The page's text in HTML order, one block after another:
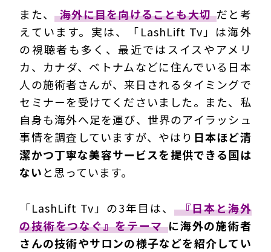
また、 海外に目を向けることも大切 だと考
えています。実は、「LashLift Tv」は海外
の視聴者も多く、最近ではスイスやアメリ
カ、カナダ、ベトナムなどに住んでいる日本
人の施術者さんが、来日されるタイミングで
セミナーを受けてくださいました。また、私
自身も海外へ足を運び、世界のアイラッシュ
事情を調査していますが、やはり 日本ほど清
潔かつ丁寧な美容サービスを提供できる国は
ないと思っています。
「LashLift Tv」の3年目は、
『日本と海外
の技術をつなぐ』をテーマ に海外の施術者
さんの技術やサロンの様子などを紹介してい